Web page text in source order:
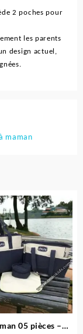
2 poches pour
les parents
design actuel,
maman
05 pièces –